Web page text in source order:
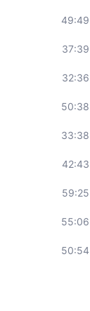
49:49
37:39
32:36
50:38
33:38
42:43
59:25
55:06
50:54